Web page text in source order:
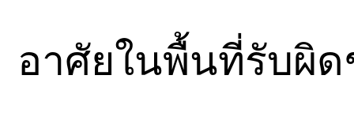
อาศัยในพื้นที่รับผิ